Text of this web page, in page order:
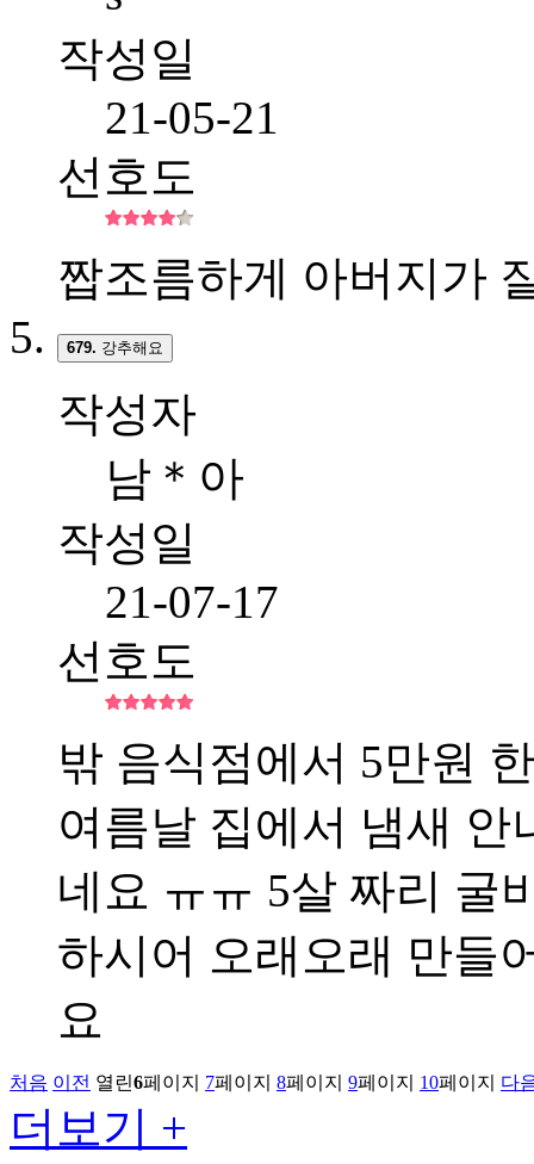
작성일
21-05-21
선호도
짭조름하게 아버지가
679. 강추해요
작성자
남＊아
작성일
21-07-17
선호도
밖 음식점에서 5만원
여름날 집에서 냄새 안
네요 ㅠㅠ 5살 짜리 굴
하시어 오래오래 만들
요
처음 이전 열린6페이지 7페이지 8페이지 9페이지 10페이지 다
더보기 +